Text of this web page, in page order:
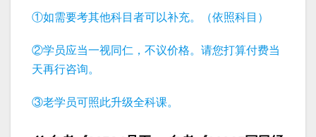
①如需要考其他科目者可以补充。（依照科目）
②学员应当一视同仁，不议价格。请您打算付费当
天再行咨询。
③老学员可照此升级全科课。